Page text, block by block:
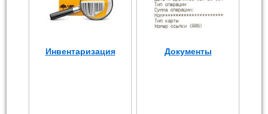
Инвентаризация Документы